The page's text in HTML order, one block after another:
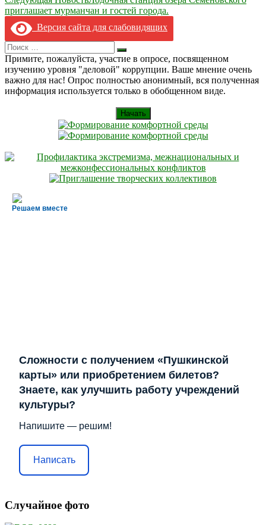
записям
приглашает мурманчан и гостей города.
Версия сайта для слабовидящих
Search
for:
Искать
Примите, пожалуйста, участие в опросе, посвященном
изучению уровня "деловой" коррупции. Ваше мнение очень
важно для нас! Опрос полностью анонимный, вся полученная
информация используется только в обобщенном виде.
Начать
Решаем вместе
Сложности с получением «Пушкинской
карты» или приобретением билетов?
Знаете, как улучшить работу учреждений
культуры?
Напишите — решим!
Написать
Случайное фото